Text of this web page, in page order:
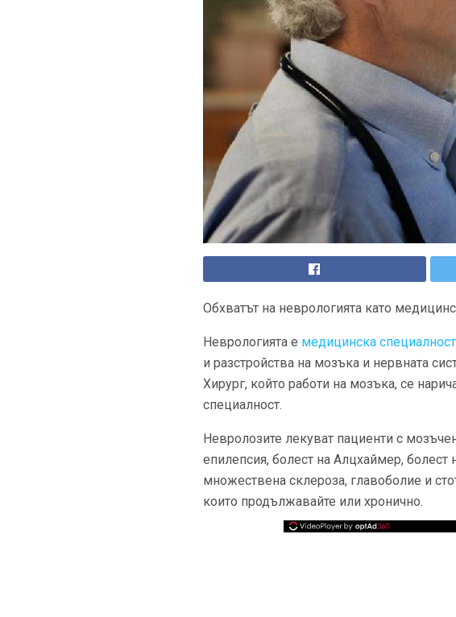
Обхватът на неврологията като
Неврологията е медицинска
и разстройства на мозъка и нервната
Хирург, който работи на мозъка, се
специалност.
Невролозите лекуват пациенти с
епилепсия, болест на Алцхаймер,
множествена склероза, главоболие и
които продължавайте или хронично.